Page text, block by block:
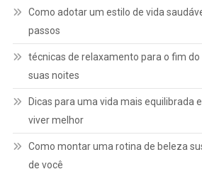
Como adotar um estilo de vida
passos
técnicas de relaxamento para o fim
suas noites
Dicas para uma vida mais equilibrada
viver melhor
Como montar uma rotina de beleza
de você